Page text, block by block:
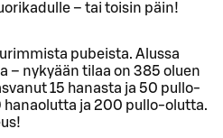
– tai toisin päin!
pubeista. Alussa
– nykyään tilaa on 385 oluen
15 hanasta ja 50 pullo-
ja 200 pullo-olutta.